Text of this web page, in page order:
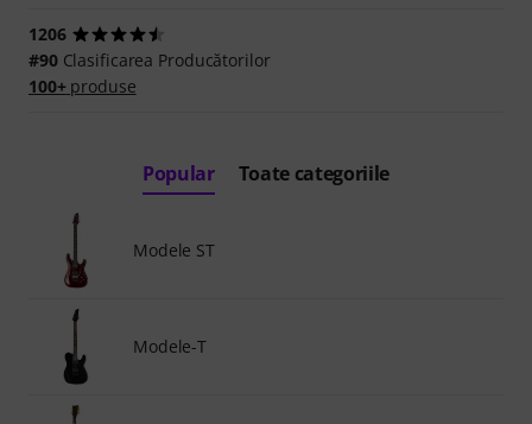
1206
#90Clasificarea Producătorilor
100+produse
Popular Toate categoriile
Modele ST
Modele-T